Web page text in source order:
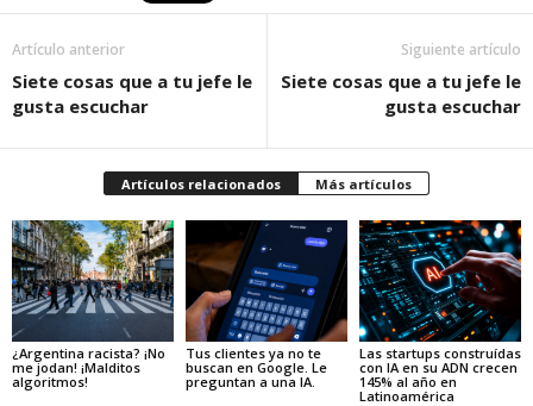
Artículo anterior
Siete cosas que a tu jefe le
gusta escuchar
Siguiente artículo
Siete cosas que a tu jefe le
gusta escuchar
Artículos relacionados Más artículos
¿Argentina racista? ¡No
me jodan! ¡Malditos
algoritmos!
Tus clientes ya no te
buscan en Google. Le
preguntan a una IA.
Las startups construídas
con IA en su ADN crecen
145% al año en
Latinoamérica